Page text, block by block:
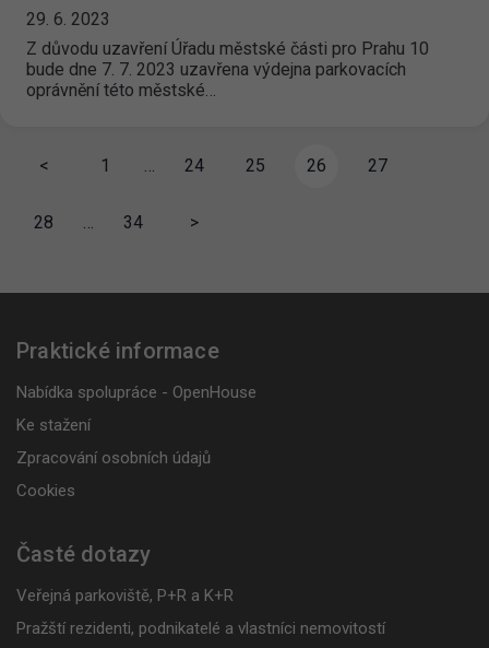
29. 6. 2023
Z důvodu uzavření Úřadu městské části pro Prahu 10
bude dne 7. 7. 2023 uzavřena výdejna parkovacích
oprávnění této městské…
< 1 … 24 25 26 27
28 … 34 >
Praktické informace
Nabídka spolupráce - OpenHouse
Ke stažení
Zpracování osobních údajů
Cookies
Časté dotazy
Veřejná parkoviště, P+R a K+R
Pražští rezidenti, podnikatelé a vlastníci nemovitostí